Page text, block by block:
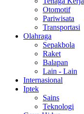
Otomotif
Pariwisata
Transportasi
Olahraga
Sepakbola
Raket
Balapan
Lain - Lain
Internasional
Iptek
Sains
Teknologi